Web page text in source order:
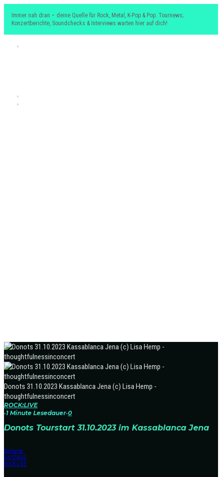
Immer nah dran – deine Quelle für Rock, Metal, K-Pop & Pop. Tournews;
Konzertberichte, Soundchecks & Interviews warten hier auf dich!
Donots 31.10.2023 Kassablanca Jena (c) Lisa Hemp -
thoughtfulnessinconcert
ROCK:LIVE
·1 Minute Lesedauer·0
Donots Tourstart 31.10.2023 im Kassablanca Jena
Startseite
ON STAGE
ROCK:LIVE